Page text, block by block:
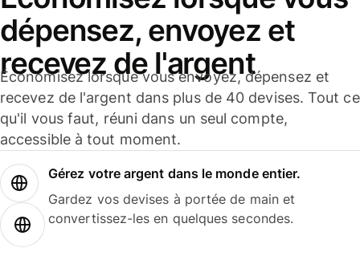
dépensez, envoyez et
recevez de l'argent
Économisez lorsque vous envoyez, dépensez et
recevez de l'argent dans plus de 40 devises. Tout ce
qu'il vous faut, réuni dans un seul compte,
accessible à tout moment.
Gérez votre argent dans le monde entier.
Gardez vos devises à portée de main et
convertissez-les en quelques secondes.